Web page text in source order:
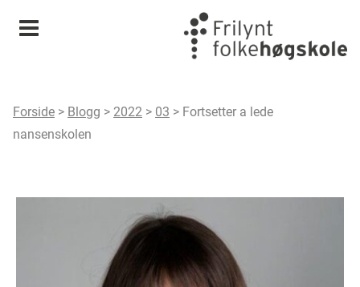
Meny
Forside > Blogg > 2022 > 03 > Fortsetter a lede
nansenskolen